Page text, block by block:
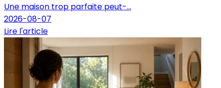
Une maison trop parfaite peut-...
2026-08-07
Lire l'article